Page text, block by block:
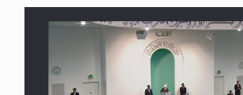
على السنة ومهيمنٌ عليها.. ليس